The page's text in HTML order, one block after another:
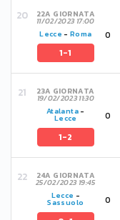
22A GIORNATA
11/02/2023 17:00
Lecce -Roma
1-1
0
23A GIORNATA
19/02/2023 11:30
Atalanta-
Lecce
1-2
0
24A GIORNATA
25/02/2023 19:45
Lecce -
Sassuolo 0